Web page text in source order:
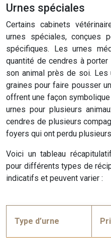
Urnes spéciales
Certains cabinets
urnes spéciales, conçues
spécifiques. Les urnes
quantité de cendres à
son animal près de soi. Les
graines pour faire pousser
offrent une façon
urnes pour plusieurs
cendres de plusieurs
foyers qui ont perdu
Voici un tableau
pour différents types de
indicatifs et peuvent varier :
Type d’urne